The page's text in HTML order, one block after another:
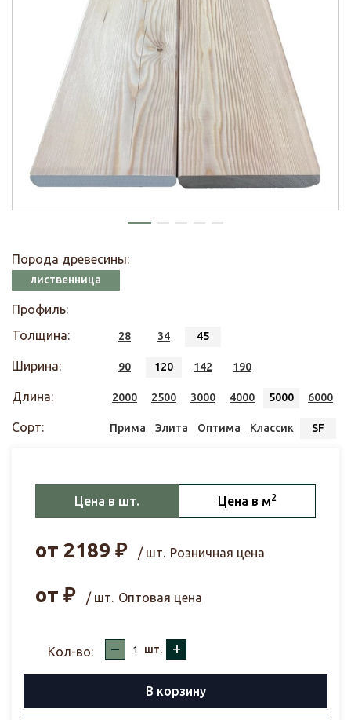
Порода древесины:
лиственница
Профиль:
Толщина:
28 34 45
Ширина: 90 120 142 190
Длина: 2000 2500 3000 4000 5000 6000
Сорт: Прима Элита Оптима Классик SF
Цена в шт. Цена в м2
от 2189 ₽ / шт. Розничная цена
от ₽ / шт. Оптовая цена
Кол-во: – шт. +
В корзину